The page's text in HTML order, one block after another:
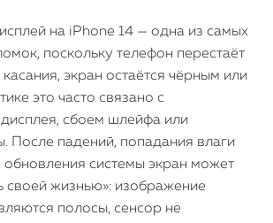
на iPhone 14 — одна из самых
поскольку телефон перестаёт
экран остаётся чёрным или
это часто связано с
сбоем шлейфа или
После падений, попадания влаги
обновления системы экран может
своей жизнью»: изображение
полосы, сенсор не